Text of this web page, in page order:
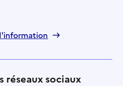
réseaux sociaux